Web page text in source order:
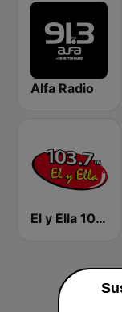
Alfa Radio
El y Ella 103.7 FM